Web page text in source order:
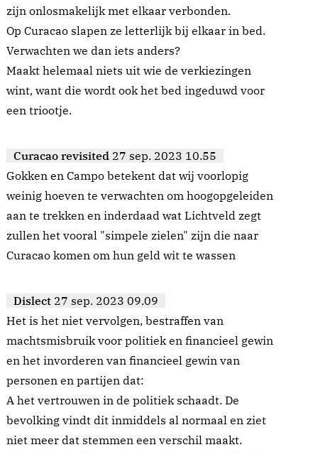
zijn onlosmakelijk met elkaar verbonden.
Op Curacao slapen ze letterlijk bij elkaar in bed.
Verwachten we dan iets anders?
Maakt helemaal niets uit wie de verkiezingen
wint, want die wordt ook het bed ingeduwd voor
een triootje.
Curacao revisited 27 sep. 2023 10.55
Gokken en Campo betekent dat wij voorlopig
weinig hoeven te verwachten om hoogopgeleiden
aan te trekken en inderdaad wat Lichtveld zegt
zullen het vooral "simpele zielen" zijn die naar
Curacao komen om hun geld wit te wassen
Dislect 27 sep. 2023 09.09
Het is het niet vervolgen, bestraffen van
machtsmisbruik voor politiek en financieel gewin
en het invorderen van financieel gewin van
personen en partijen dat:
A het vertrouwen in de politiek schaadt. De
bevolking vindt dit inmiddels al normaal en ziet
niet meer dat stemmen een verschil maakt.